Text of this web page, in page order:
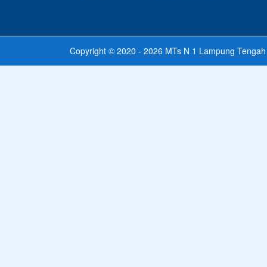
Copyright © 2020 - 2026 MTs N 1 Lampung Tengah